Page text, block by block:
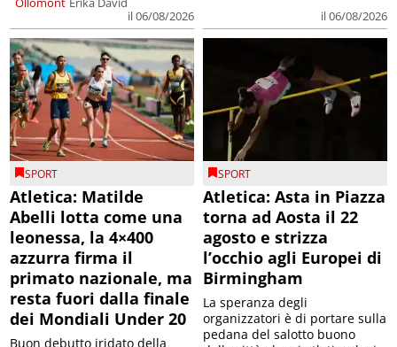
il 06/08/2026
il 06/08/2026
SPORT
Atletica: Matilde
Abelli lotta come una
leonessa, la 4×400
azzurra firma il
primato nazionale, ma
resta fuori dalla finale
dei Mondiali Under 20
Buon debutto iridato della
SPORT
Atletica: Asta in Piazza
torna ad Aosta il 22
agosto e strizza
l’occhio agli Europei di
Birmingham
La speranza degli
organizzatori è di portare sulla
pedana del salotto buono